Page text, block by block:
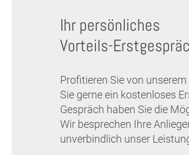
Ihr persönliches
Vorteils-
Profitieren Sie von
Sie gerne ein kostenloses
Gespräch haben Sie die
Wir besprechen Ihre
unverbindlich unser